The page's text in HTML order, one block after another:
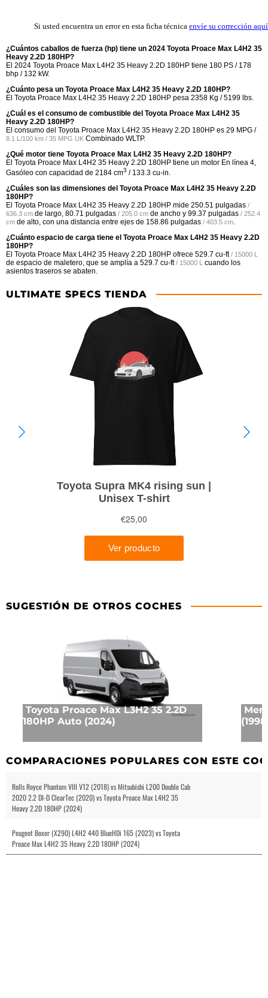
Si usted encuentra un error en esta ficha técnica envíe su corrección aquí
¿Cuántos caballos de fuerza (hp) tiene un 2024 Toyota Proace Max L4H2 35
Heavy 2.2D 180HP?
El 2024 Toyota Proace Max L4H2 35 Heavy 2.2D 180HP tiene 180 PS / 178
bhp / 132 kW.
¿Cuánto pesa un Toyota Proace Max L4H2 35 Heavy 2.2D 180HP?
El Toyota Proace Max L4H2 35 Heavy 2.2D 180HP pesa 2358 Kg / 5199 lbs.
¿Cuál es el consumo de combustible del Toyota Proace Max L4H2 35
Heavy 2.2D 180HP?
El consumo del Toyota Proace Max L4H2 35 Heavy 2.2D 180HP es 29 MPG /
8.1 L/100 km / 35 MPG UK Combinado WLTP.
¿Qué motor tiene Toyota Proace Max L4H2 35 Heavy 2.2D 180HP?
El Toyota Proace Max L4H2 35 Heavy 2.2D 180HP tiene un motor En línea 4,
Gasóleo con capacidad de 2184 cm3 / 133.3 cu-in.
¿Cuáles son las dimensiones del Toyota Proace Max L4H2 35 Heavy 2.2D
180HP?
El Toyota Proace Max L4H2 35 Heavy 2.2D 180HP mide 250.51 pulgadas /
636.3 cm de largo, 80.71 pulgadas / 205.0 cm de ancho y 99.37 pulgadas / 252.4
cm de alto, con una distancia entre ejes de 158.86 pulgadas / 403.5 cm.
¿Cuánto espacio de carga tiene el Toyota Proace Max L4H2 35 Heavy 2.2D
180HP?
El Toyota Proace Max L4H2 35 Heavy 2.2D 180HP ofrece 529.7 cu-ft / 15000 L
de espacio de maletero, que se amplía a 529.7 cu-ft / 15000 L cuando los
asientos traseros se abaten.
ULTIMATE SPECS TIENDA
SUGESTIÓN DE OTROS COCHES
Toyota Proace Max L3H2 35 2.2D
180HP Auto (2024)
COMPARACIONES POPULARES CON ESTE
Rolls Royce Phantom VIII V12 (2018) vs Mitsubishi L200 Double Cab
2020 2.2 DI-D ClearTec (2020) vs Toyota Proace Max L4H2 35
Heavy 2.2D 180HP (2024)
Peugeot Boxer (X290) L4H2 440 BlueHDi 165 (2023) vs Toyota
Proace Max L4H2 35 Heavy 2.2D 180HP (2024)